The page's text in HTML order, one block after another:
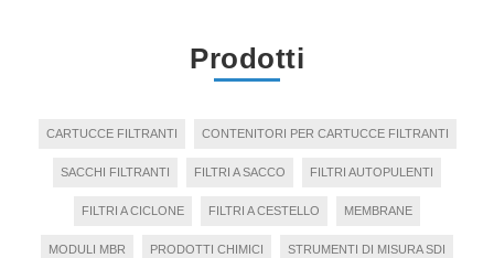
Prodotti
CARTUCCE FILTRANTI CONTENITORI PER CARTUCCE FILTRANTI
SACCHI FILTRANTI FILTRI A SACCO FILTRI AUTOPULENTI
FILTRI A CICLONE FILTRI A CESTELLO MEMBRANE
MODULI MBR PRODOTTI CHIMICI STRUMENTI DI MISURA SDI